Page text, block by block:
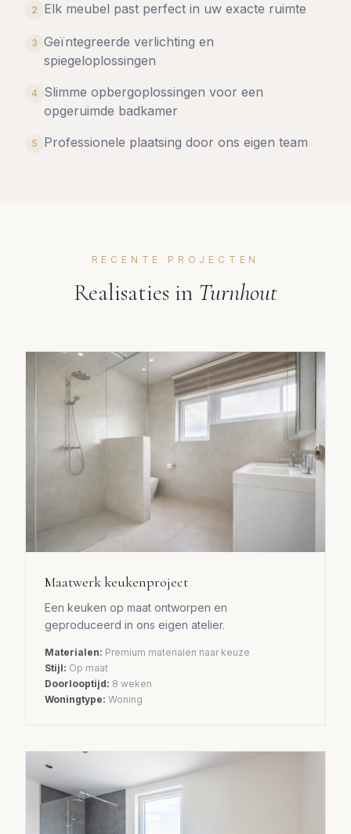
2 Elk meubel past perfect in uw exacte ruimte
3 Geïntegreerde verlichting en
spiegeloplossingen
4
Slimme opbergoplossingen voor een
opgeruimde badkamer
5 Professionele plaatsing door ons eigen team
RECENTE PROJECTEN
Realisaties in Turnhout
Maatwerk keukenproject
Een keuken op maat ontworpen en
geproduceerd in ons eigen atelier.
Materialen: Premium materialen naar keuze
Stijl: Op maat
Doorlooptijd: 8 weken
Woningtype: Woning